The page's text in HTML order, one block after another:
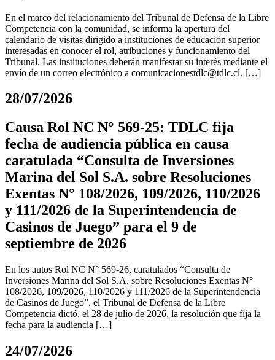
En el marco del relacionamiento del Tribunal de Defensa de la Libre
Competencia con la comunidad, se informa la apertura del
calendario de visitas dirigido a instituciones de educación superior
interesadas en conocer el rol, atribuciones y funcionamiento del
Tribunal. Las instituciones deberán manifestar su interés mediante el
envío de un correo electrónico a comunicacionestdlc@tdlc.cl. […]
28/07/2026
Causa Rol NC N° 569-25: TDLC fija
fecha de audiencia pública en causa
caratulada “Consulta de Inversiones
Marina del Sol S.A. sobre Resoluciones
Exentas N° 108/2026, 109/2026, 110/2026
y 111/2026 de la Superintendencia de
Casinos de Juego” para el 9 de
septiembre de 2026
En los autos Rol NC N° 569-26, caratulados “Consulta de
Inversiones Marina del Sol S.A. sobre Resoluciones Exentas N°
108/2026, 109/2026, 110/2026 y 111/2026 de la Superintendencia
de Casinos de Juego”, el Tribunal de Defensa de la Libre
Competencia dictó, el 28 de julio de 2026, la resolución que fija la
fecha para la audiencia […]
24/07/2026